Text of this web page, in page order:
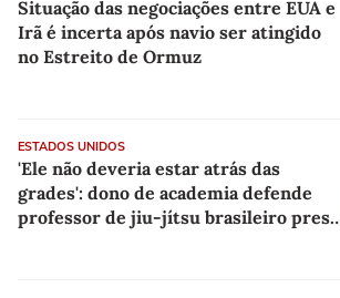
Situação das negociações entre EUA e
Irã é incerta após navio ser atingido
no Estreito de Ormuz
ESTADOS UNIDOS
'Ele não deveria estar atrás das
grades': dono de academia defende
professor de jiu-jítsu brasileiro preso